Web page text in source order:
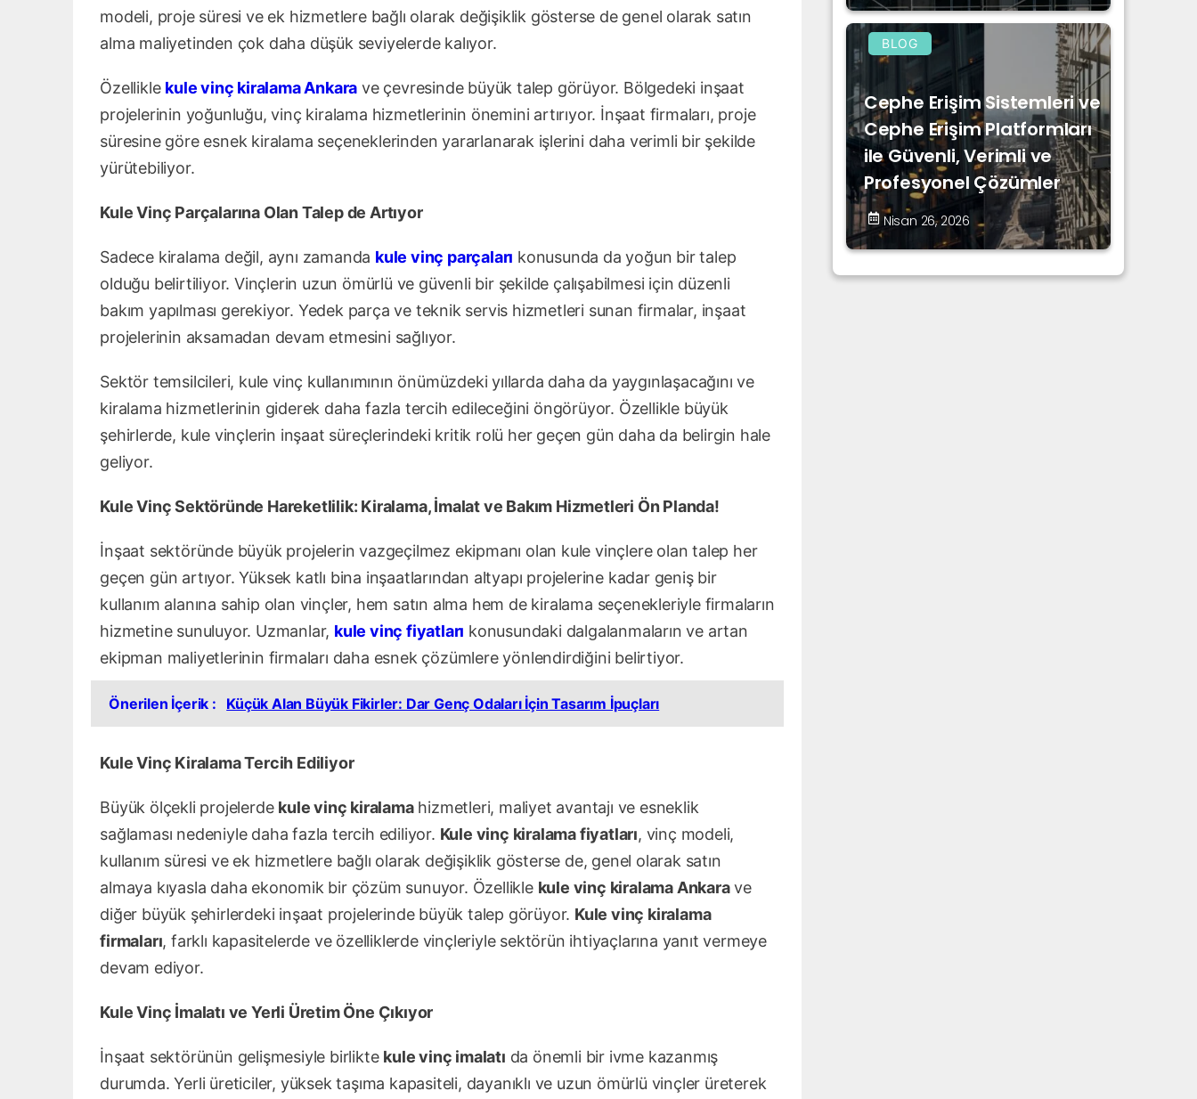
modeli, proje süresi ve ek hizmetlere bağlı olarak değişiklik gösterse de genel olarak satın
alma maliyetinden çok daha düşük seviyelerde kalıyor.
Özellikle kule vinç kiralama Ankara ve çevresinde büyük talep görüyor. Bölgedeki inşaat
projelerinin yoğunluğu, vinç kiralama hizmetlerinin önemini artırıyor. İnşaat firmaları, proje
süresine göre esnek kiralama seçeneklerinden yararlanarak işlerini daha verimli bir şekilde
yürütebiliyor.
Kule Vinç Parçalarına Olan Talep de Artıyor
Sadece kiralama değil, aynı zamanda kule vinç parçaları konusunda da yoğun bir talep
olduğu belirtiliyor. Vinçlerin uzun ömürlü ve güvenli bir şekilde çalışabilmesi için düzenli
bakım yapılması gerekiyor. Yedek parça ve teknik servis hizmetleri sunan firmalar, inşaat
projelerinin aksamadan devam etmesini sağlıyor.
Sektör temsilcileri, kule vinç kullanımının önümüzdeki yıllarda daha da yaygınlaşacağını ve
kiralama hizmetlerinin giderek daha fazla tercih edileceğini öngörüyor. Özellikle büyük
şehirlerde, kule vinçlerin inşaat süreçlerindeki kritik rolü her geçen gün daha da belirgin hale
geliyor.
Kule Vinç Sektöründe Hareketlilik: Kiralama, İmalat ve Bakım Hizmetleri Ön Planda!
İnşaat sektöründe büyük projelerin vazgeçilmez ekipmanı olan kule vinçlere olan talep her
geçen gün artıyor. Yüksek katlı bina inşaatlarından altyapı projelerine kadar geniş bir
kullanım alanına sahip olan vinçler, hem satın alma hem de kiralama seçenekleriyle firmaların
hizmetine sunuluyor. Uzmanlar, kule vinç fiyatları konusundaki dalgalanmaların ve artan
ekipman maliyetlerinin firmaları daha esnek çözümlere yönlendirdiğini belirtiyor.
Önerilen İçerik : Küçük Alan Büyük Fikirler: Dar Genç Odaları İçin Tasarım İpuçları
Kule Vinç Kiralama Tercih Ediliyor
Büyük ölçekli projelerde kule vinç kiralamahizmetleri, maliyet avantajı ve esneklik
sağlaması nedeniyle daha fazla tercih ediliyor. Kule vinç kiralama fiyatları, vinç modeli,
kullanım süresi ve ek hizmetlere bağlı olarak değişiklik gösterse de, genel olarak satın
almaya kıyasla daha ekonomik bir çözüm sunuyor. Özellikle kule vinç kiralama Ankarave
diğer büyük şehirlerdeki inşaat projelerinde büyük talep görüyor. Kule vinç kiralama
firmaları, farklı kapasitelerde ve özelliklerde vinçleriyle sektörün ihtiyaçlarına yanıt vermeye
devam ediyor.
Kule Vinç İmalatı ve Yerli Üretim Öne Çıkıyor
İnşaat sektörünün gelişmesiyle birlikte kule vinç imalatı da önemli bir ivme kazanmış
durumda. Yerli üreticiler, yüksek taşıma kapasiteli, dayanıklı ve uzun ömürlü vinçler üreterek
BLOG
Cephe Erişim Sistemleri ve
Cephe Erişim Platformları
ile Güvenli, Verimli ve
Profesyonel Çözümler
Nisan 26, 2026